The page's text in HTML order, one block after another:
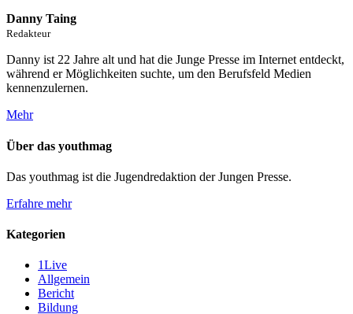
Danny Taing
Redakteur
Danny ist 22 Jahre alt und hat die Junge Presse im Internet entdeckt,
während er Möglichkeiten suchte, um den Berufsfeld Medien
kennenzulernen.
Mehr
Über das youthmag
Das youthmag ist die Jugendredaktion der Jungen Presse.
Erfahre mehr
Kategorien
1Live
Allgemein
Bericht
Bildung